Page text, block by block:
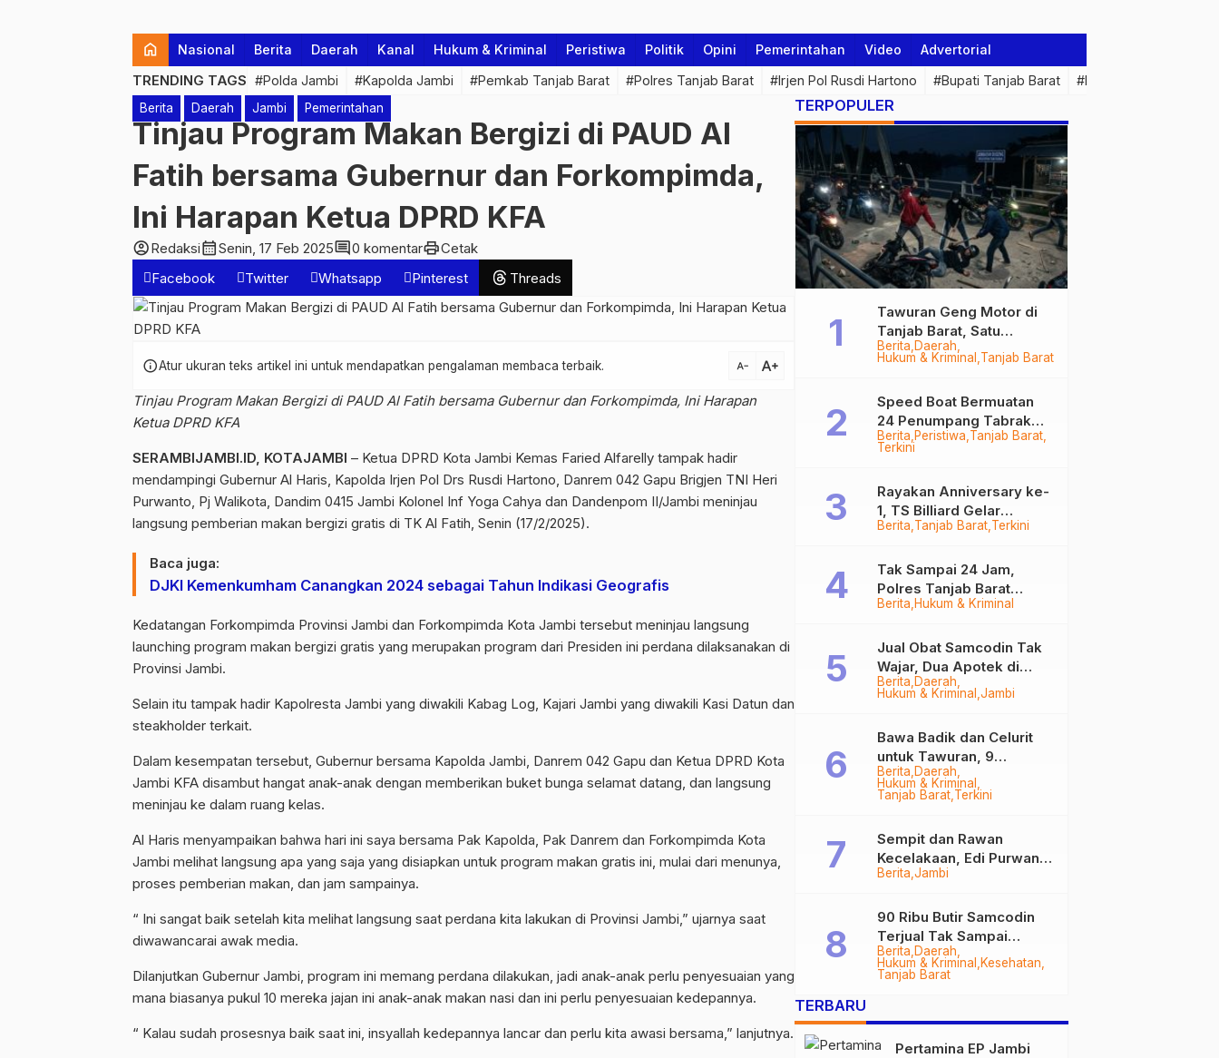
home Nasional Berita Daerah Kanal Hukum & Kriminal Peristiwa Politik Opini Pemerintahan Video Advertorial
TRENDING TAGS #Polda Jambi #Kapolda Jambi #Pemkab Tanjab Barat #Polres Tanjab Barat #Irjen Pol Rusdi Hartono #Bupati Tanjab Barat #Pemprov Jambi
Berita Daerah Jambi Pemerintahan
Tinjau Program Makan Bergizi di PAUD Al
Fatih bersama Gubernur dan Forkompimda,
Ini Harapan Ketua DPRD KFA
account_circleRedaksicalendar_monthSenin, 17 Feb 2025comment0 komentarprintCetak
Facebook
Twitter Whatsapp Pinterest Threads
infoAtur ukuran teks artikel ini untuk mendapatkan pengalaman membaca terbaik. text_decrease text_increase
Tinjau Program Makan Bergizi di PAUD Al Fatih bersama Gubernur dan Forkompimda, Ini Harapan
Ketua DPRD KFA
SERAMBIJAMBI.ID, KOTAJAMBI – Ketua DPRD Kota Jambi Kemas Faried Alfarelly tampak hadir
mendampingi Gubernur Al Haris, Kapolda Irjen Pol Drs Rusdi Hartono, Danrem 042 Gapu Brigjen TNI Heri
Purwanto, Pj Walikota, Dandim 0415 Jambi Kolonel Inf Yoga Cahya dan Dandenpom II/Jambi meninjau
langsung pemberian makan bergizi gratis di TK Al Fatih, Senin (17/2/2025).
Baca juga:
DJKI Kemenkumham Canangkan 2024 sebagai Tahun Indikasi Geografis
Kedatangan Forkompimda Provinsi Jambi dan Forkompimda Kota Jambi tersebut meninjau langsung
launching program makan bergizi gratis yang merupakan program dari Presiden ini perdana dilaksanakan di
Provinsi Jambi.
Selain itu tampak hadir Kapolresta Jambi yang diwakili Kabag Log, Kajari Jambi yang diwakili Kasi Datun dan
steakholder terkait.
Dalam kesempatan tersebut, Gubernur bersama Kapolda Jambi, Danrem 042 Gapu dan Ketua DPRD Kota
Jambi KFA disambut hangat anak-anak dengan memberikan buket bunga selamat datang, dan langsung
meninjau ke dalam ruang kelas.
Al Haris menyampaikan bahwa hari ini saya bersama Pak Kapolda, Pak Danrem dan Forkompimda Kota
Jambi melihat langsung apa yang saja yang disiapkan untuk program makan gratis ini, mulai dari menunya,
proses pemberian makan, dan jam sampainya.
“ Ini sangat baik setelah kita melihat langsung saat perdana kita lakukan di Provinsi Jambi,” ujarnya saat
diwawancarai awak media.
Dilanjutkan Gubernur Jambi, program ini memang perdana dilakukan, jadi anak-anak perlu penyesuaian yang
mana biasanya pukul 10 mereka jajan ini anak-anak makan nasi dan ini perlu penyesuaian kedepannya.
“ Kalau sudah prosesnya baik saat ini, insyallah kedepannya lancar dan perlu kita awasi bersama,” lanjutnya.
TERPOPULER
Berita Daerah
Hukum & Kriminal Tanjab Barat
Tawuran Geng Motor di
Tanjab Barat, Satu
Remaja Kritis Dibacok, 3
Pelaku Ditangkap
Berita Peristiwa Tanjab Barat
Terkini
Speed Boat Bermuatan
24 Penumpang Tabrak
Togok di Kuala Tungkal,
Berita Tanjab Barat Terkini
Rayakan Anniversary ke-
1, TS Billiard Gelar
Turnamen 9 Ball
Berita Hukum & Kriminal
Tak Sampai 24 Jam,
Polres Tanjab Barat
Ringkus Komplotan
Tungkal
Berita Daerah
Hukum & Kriminal Jambi
Jual Obat Samcodin Tak
Wajar, Dua Apotek di
Tanjab Barat Disegel
Berita Daerah
Hukum & Kriminal
Tanjab Barat Terkini
Bawa Badik dan Celurit
untuk Tawuran, 9
Anggota Geng Motor di
Tanjab Barat Diringkus
Berita Jambi
Sempit dan Rawan
Kecelakaan, Edi Purwanto
Targetkan Jalan Lintas
2028
Berita Daerah
Hukum & Kriminal
Kesehatan
Tanjab Barat
90 Ribu Butir Samcodin
Terjual Tak Sampai
Setahun, Indra Safari
Desak Audit Menyeluruh
TERBARU
Pertamina EP Jambi